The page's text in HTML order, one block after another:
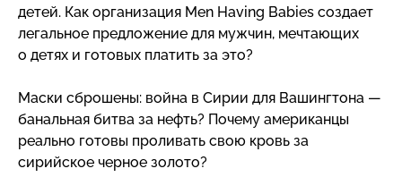
детей. Как организация Men Having Babies создает
легальное предложение для мужчин, мечтающих
о детях и готовых платить за это?
Маски сброшены: война в Сирии для Вашингтона —
банальная битва за нефть? Почему американцы
реально готовы проливать свою кровь за
сирийское черное золото?